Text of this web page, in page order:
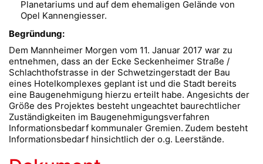
Planetariums und auf dem ehemaligen Gelände von
Opel Kannengiesser.
Begründung:
Dem Mannheimer Morgen vom 11. Januar 2017 war zu
entnehmen, dass an der Ecke Seckenheimer Straße /
Schlachthofstrasse in der Schwetzingerstadt der Bau
eines Hotelkomplexes geplant ist und die Stadt bereits
eine Baugenehmigung hierzu erteilt habe. Angesichts der
Größe des Projektes besteht ungeachtet baurechtlicher
Zuständigkeiten im Baugenehmigungsverfahren
Informationsbedarf kommunaler Gremien. Zudem besteht
Informationsbedarf hinsichtlich der o.g. Leerstände.